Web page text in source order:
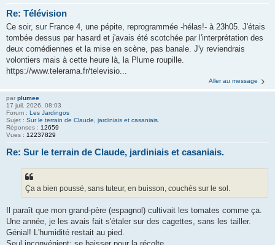
Re: Télévision
Ce soir, sur France 4, une pépite, reprogrammée -hélas!- à 23h05. J'étais
tombée dessus par hasard et j'avais été scotchée par l'interprétation des
deux comédiennes et la mise en scène, pas banale. J'y reviendrais
volontiers mais à cette heure là, la Plume roupille.
https://www.telerama.fr/televisio...
Aller au message
par plumee
17 juil. 2026, 08:03
Forum : Les Jardingos
Sujet : Sur le terrain de Claude, jardiniais et casaniais.
Réponses : 12659
Vues : 12237829
Re: Sur le terrain de Claude, jardiniais et casaniais.
Ça a bien poussé, sans tuteur, en buisson, couchés sur le sol.
Il paraît que mon grand-père (espagnol) cultivait les tomates comme ça.
Une année, je les avais fait s'étaler sur des cagettes, sans les tailler.
Génial! L'humidité restait au pied.